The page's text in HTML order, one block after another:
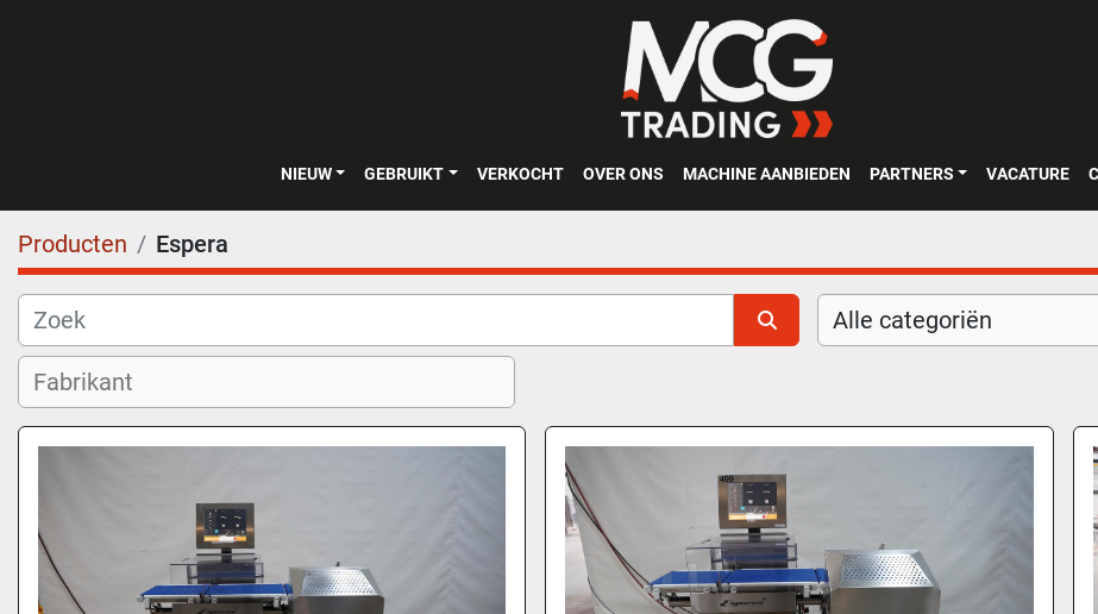
NIEUW GEBRUIKT VERKOCHT OVER ONS MACHINE AANBIEDEN PARTNERS VACATURE
Producten Espera
Alle categoriën